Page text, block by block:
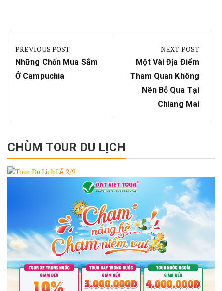
hướng
bài
viết
PREVIOUS POST
Previous
Post:
Những Chốn Mua Sắm
Ở Campuchia
NEXT POST
Next
Post:
Một Vài Địa Điểm
Tham Quan Không
Nên Bỏ Qua Tại
Chiang Mai
CHÙM TOUR DU LỊCH